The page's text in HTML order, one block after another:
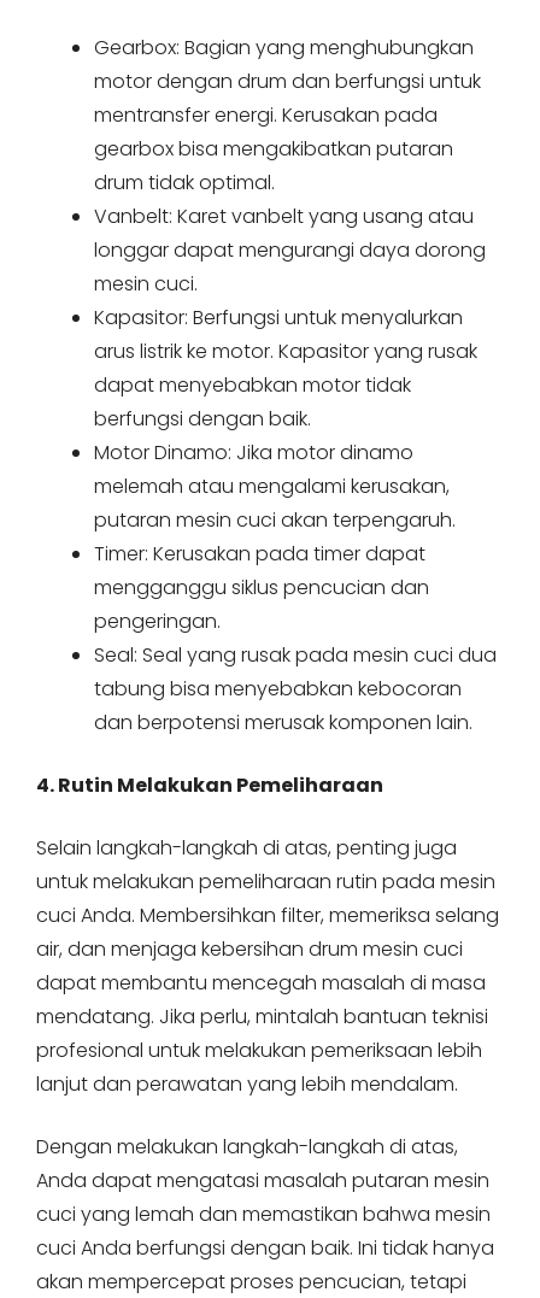
Gearbox: Bagian yang menghubungkan
motor dengan drum dan berfungsi untuk
mentransfer energi. Kerusakan pada
gearbox bisa mengakibatkan putaran
drum tidak optimal.
Vanbelt: Karet vanbelt yang usang atau
longgar dapat mengurangi daya dorong
mesin cuci.
Kapasitor: Berfungsi untuk menyalurkan
arus listrik ke motor. Kapasitor yang rusak
dapat menyebabkan motor tidak
berfungsi dengan baik.
Motor Dinamo: Jika motor dinamo
melemah atau mengalami kerusakan,
putaran mesin cuci akan terpengaruh.
Timer: Kerusakan pada timer dapat
mengganggu siklus pencucian dan
pengeringan.
Seal: Seal yang rusak pada mesin cuci dua
tabung bisa menyebabkan kebocoran
dan berpotensi merusak komponen lain.
4. Rutin Melakukan Pemeliharaan
Selain langkah-langkah di atas, penting juga
untuk melakukan pemeliharaan rutin pada mesin
cuci Anda. Membersihkan filter, memeriksa selang
air, dan menjaga kebersihan drum mesin cuci
dapat membantu mencegah masalah di masa
mendatang. Jika perlu, mintalah bantuan teknisi
profesional untuk melakukan pemeriksaan lebih
lanjut dan perawatan yang lebih mendalam.
Dengan melakukan langkah-langkah di atas,
Anda dapat mengatasi masalah putaran mesin
cuci yang lemah dan memastikan bahwa mesin
cuci Anda berfungsi dengan baik. Ini tidak hanya
akan mempercepat proses pencucian, tetapi